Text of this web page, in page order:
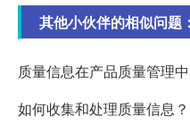
其他小伙伴的相似问题：
质量信息在产品质量管理
如何收集和处理质量信息？